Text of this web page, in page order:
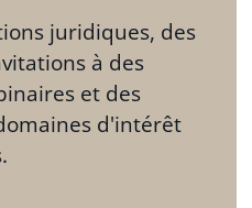
juridiques, des
à des
et des
d'intérêt